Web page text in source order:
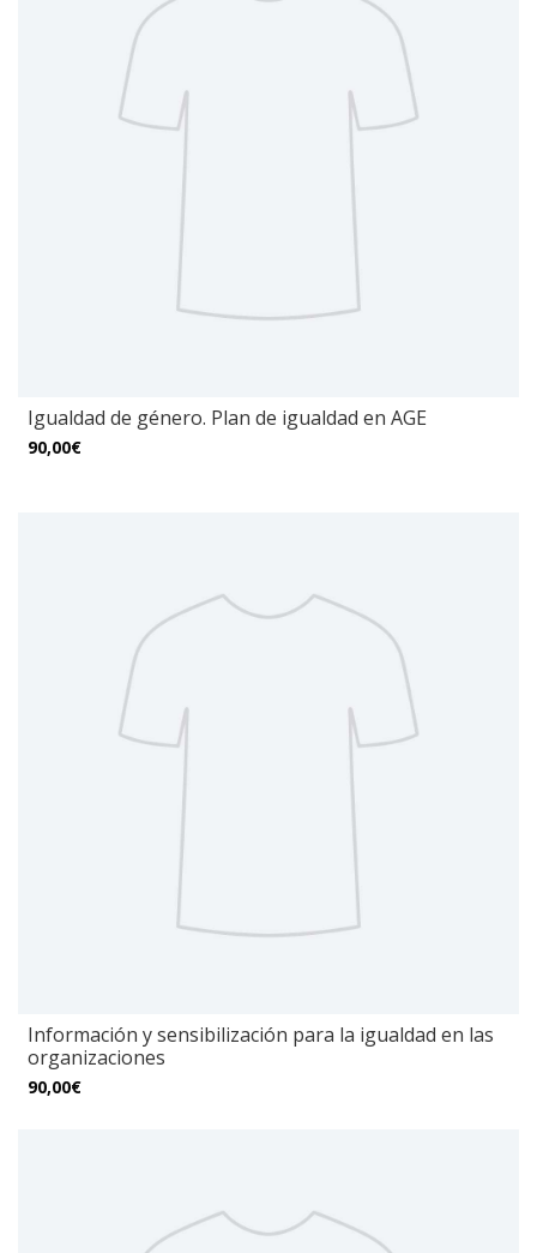
Igualdad de género. Plan de igualdad en AGE
90,00€
Información y sensibilización para la igualdad en las
organizaciones
90,00€